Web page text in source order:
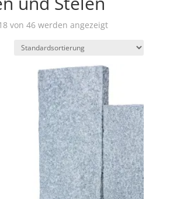
von 46 werden angezeigt